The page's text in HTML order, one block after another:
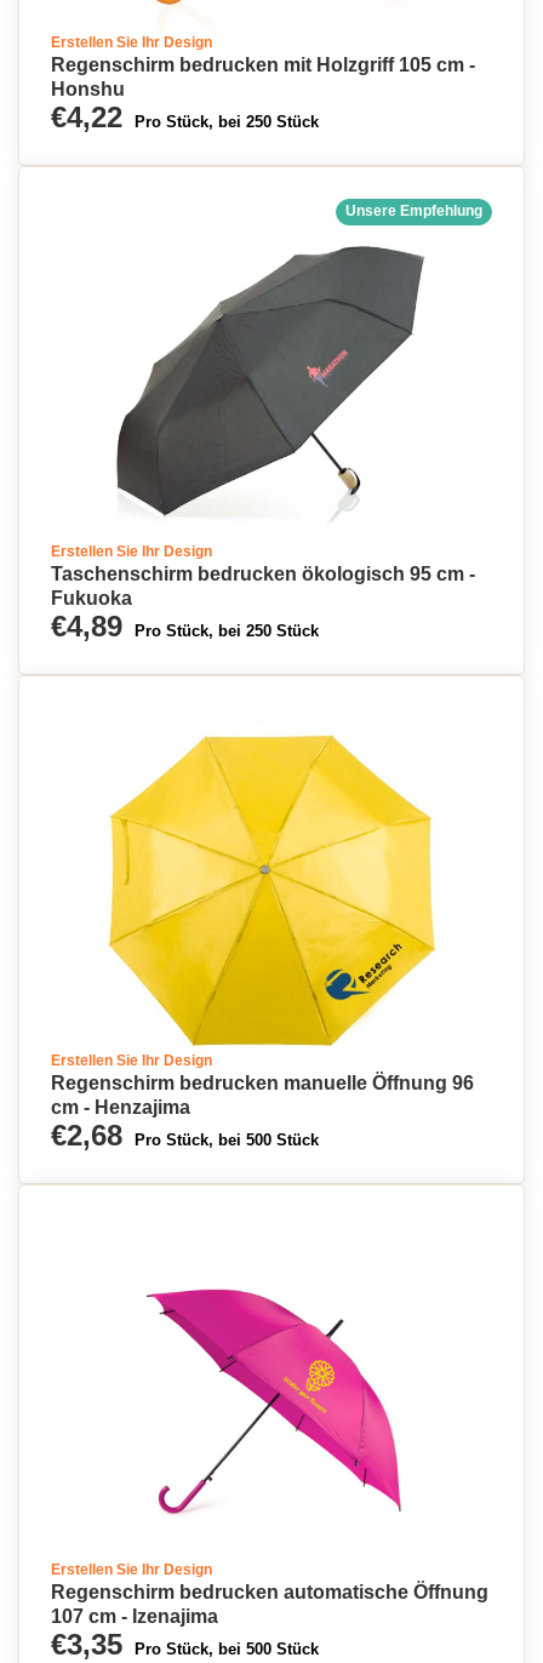
Erstellen Sie Ihr Design
Regenschirm bedrucken mit Holzgriff 105 cm -
Honshu
€4,22 Pro Stück, bei 250 Stück
Unsere Empfehlung
Erstellen Sie Ihr Design
Taschenschirm bedrucken ökologisch 95 cm -
Fukuoka
€4,89 Pro Stück, bei 250 Stück
Erstellen Sie Ihr Design
Regenschirm bedrucken manuelle Öffnung 96
cm - Henzajima
€2,68 Pro Stück, bei 500 Stück
Erstellen Sie Ihr Design
Regenschirm bedrucken automatische Öffnung
107 cm - Izenajima
€3,35 Pro Stück, bei 500 Stück